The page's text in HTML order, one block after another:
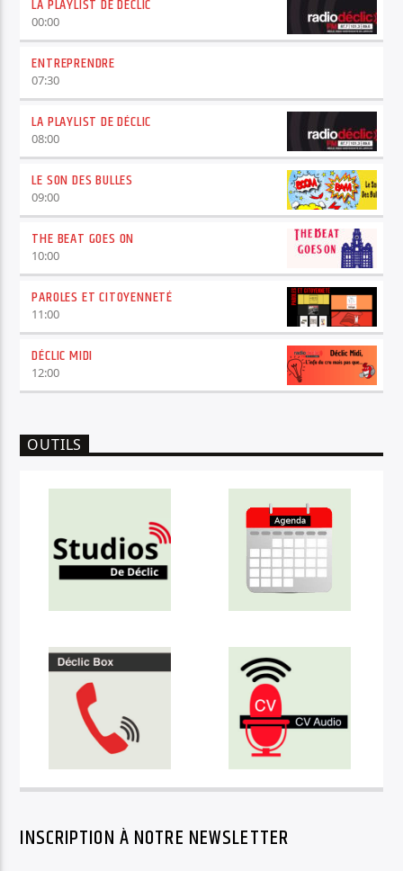
LA PLAYLIST DE DÉCLIC
00:00
ENTREPRENDRE
07:30
LA PLAYLIST DE DÉCLIC
08:00
LE SON DES BULLES
09:00
THE BEAT GOES ON
10:00
PAROLES ET CITOYENNETÉ
11:00
DÉCLIC MIDI
12:00
OUTILS
INSCRIPTION À NOTRE NEWSLETTER